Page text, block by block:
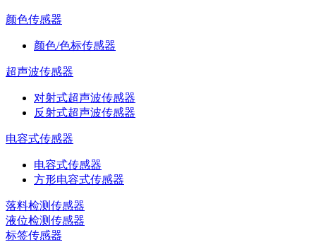
颜色传感器
颜色/色标传感器
超声波传感器
对射式超声波传感器
反射式超声波传感器
电容式传感器
电容式传感器
方形电容式传感器
落料检测传感器
液位检测传感器
标签传感器